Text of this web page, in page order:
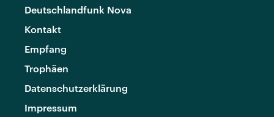
Deutschlandfunk Nova
Kontakt
Empfang
Trophäen
Datenschutzerklärung
Impressum